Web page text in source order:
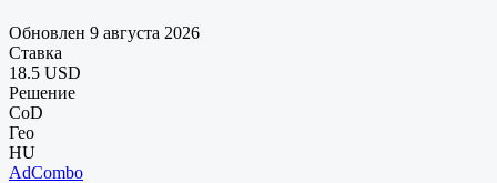
Обновлен 9 августа 2026
Ставка
18.5 USD
Решение
CoD
Гео
HU
AdCombo